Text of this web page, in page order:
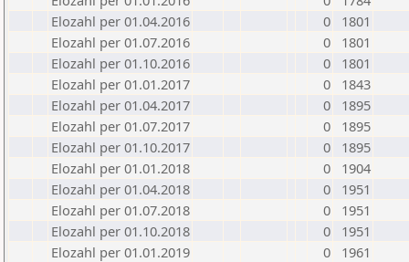
Elozahl per 01.04.2016
0
1801
Elozahl per 01.07.2016
0
1801
Elozahl per 01.10.2016
0
1801
Elozahl per 01.01.2017
0
1843
Elozahl per 01.04.2017
0
1895
Elozahl per 01.07.2017
0
1895
Elozahl per 01.10.2017
0
1895
Elozahl per 01.01.2018
0
1904
Elozahl per 01.04.2018
0
1951
Elozahl per 01.07.2018
0
1951
Elozahl per 01.10.2018
0
1951
Elozahl per 01.01.2019
0
1961